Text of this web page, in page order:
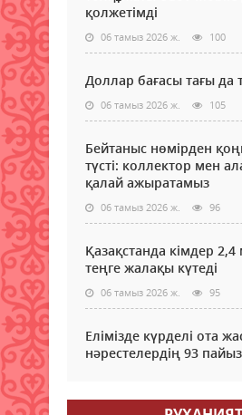
қолжетімді
06 тамыз 2026 ж. 100
Доллар бағасы тағы да
06 тамыз 2026 ж. 105
Бейтаныс нөмірден
түсті: коллектор мен
қалай ажыратамыз
06 тамыз 2026 ж. 96
Қазақстанда кімдер 2,4
теңге жалақы күтеді
06 тамыз 2026 ж. 95
Елімізде күрделі ота
нәрестелердің 93